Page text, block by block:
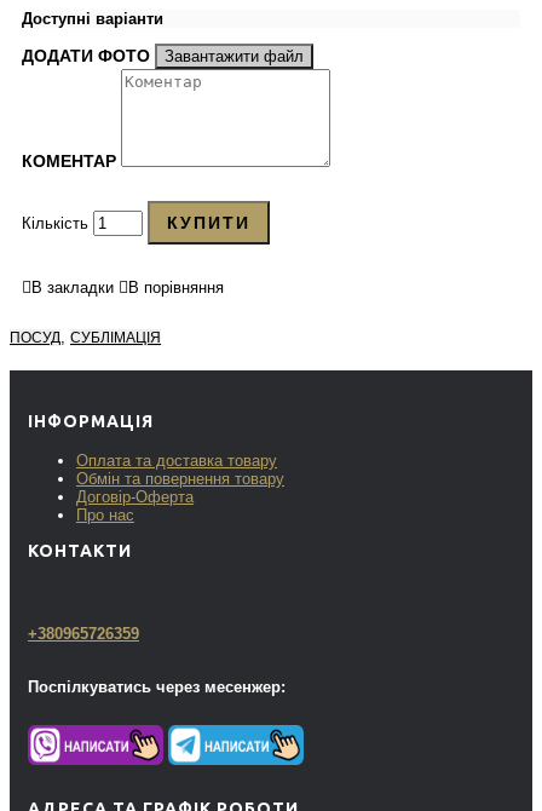
Доступні варіанти
ДОДАТИ ФОТО Завантажити файл
КОМЕНТАР
Кількість КУПИТИ
В закладки В порівняння
ПОСУД СУБЛІМАЦІЯ
ІНФОРМАЦІЯ
Оплата та доставка товару
Обмін та повернення товару
Договір-Оферта
Про нас
КОНТАКТИ
+380965726359
Поспілкуватись через месенжер: